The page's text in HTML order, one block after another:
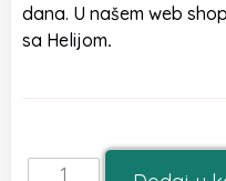
dana. U našem web
sa Helijom.